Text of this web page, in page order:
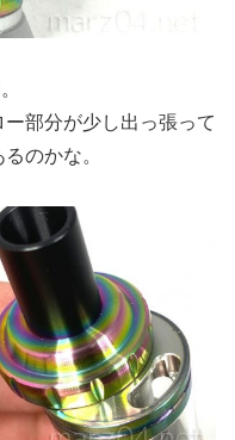
部分が少し出っ張って
のかな。